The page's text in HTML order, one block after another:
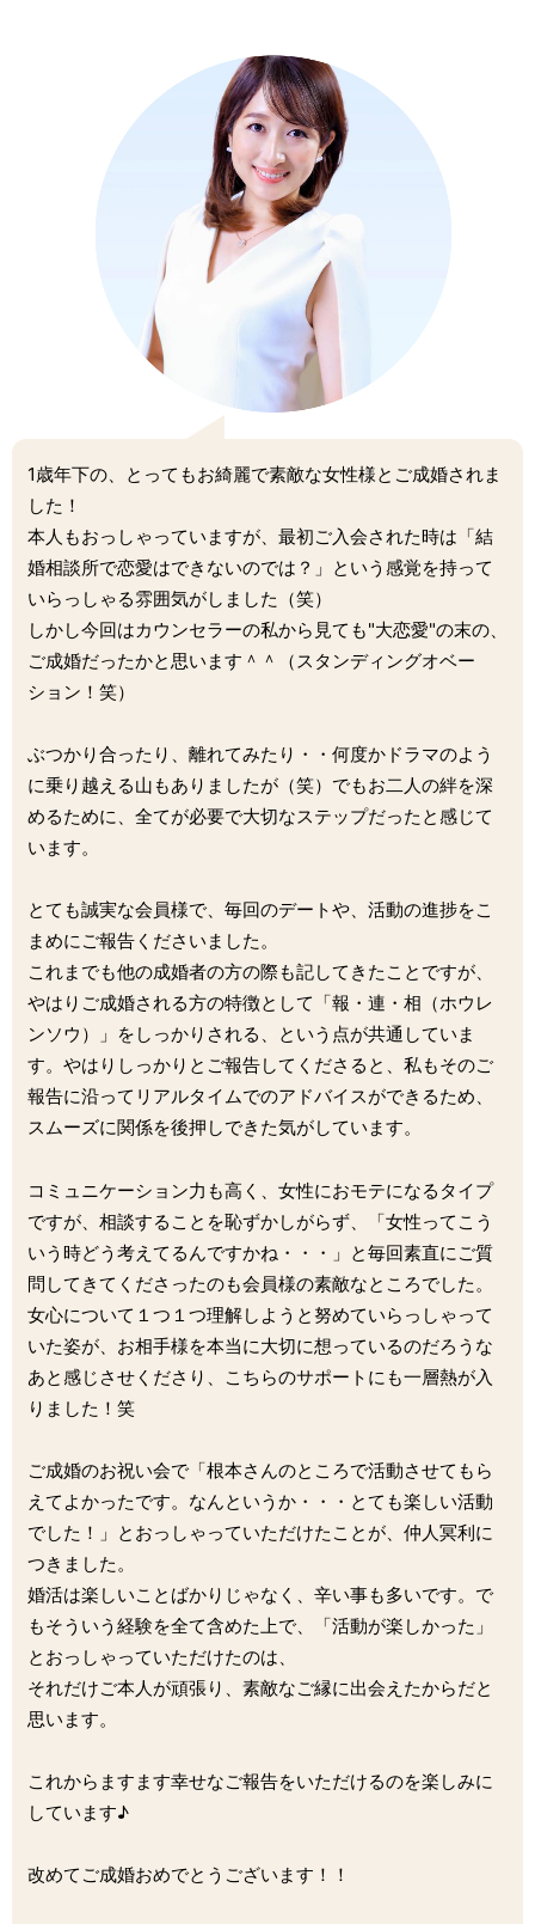
1歳年下の、とってもお綺麗で素敵な女性様とご成婚されま
した！
本人もおっしゃっていますが、最初ご入会された時は「結
婚相談所で恋愛はできないのでは？」という感覚を持って
いらっしゃる雰囲気がしました（笑）
しかし今回はカウンセラーの私から見ても"大恋愛"の末の、
ご成婚だったかと思います＾＾（スタンディングオベー
ション！笑）
ぶつかり合ったり、離れてみたり・・何度かドラマのよう
に乗り越える山もありましたが（笑）でもお二人の絆を深
めるために、全てが必要で大切なステップだったと感じて
います。
とても誠実な会員様で、毎回のデートや、活動の進捗をこ
まめにご報告くださいました。
これまでも他の成婚者の方の際も記してきたことですが、
やはりご成婚される方の特徴として「報・連・相（ホウレ
ンソウ）」をしっかりされる、という点が共通していま
す。やはりしっかりとご報告してくださると、私もそのご
報告に沿ってリアルタイムでのアドバイスができるため、
スムーズに関係を後押しできた気がしています。
コミュニケーション力も高く、女性におモテになるタイプ
ですが、相談することを恥ずかしがらず、「女性ってこう
いう時どう考えてるんですかね・・・」と毎回素直にご質
問してきてくださったのも会員様の素敵なところでした。
女心について１つ１つ理解しようと努めていらっしゃって
いた姿が、お相手様を本当に大切に想っているのだろうな
あと感じさせくださり、こちらのサポートにも一層熱が入
りました！笑
ご成婚のお祝い会で「根本さんのところで活動させてもら
えてよかったです。なんというか・・・とても楽しい活動
でした！」とおっしゃっていただけたことが、仲人冥利に
つきました。
婚活は楽しいことばかりじゃなく、辛い事も多いです。で
もそういう経験を全て含めた上で、「活動が楽しかった」
とおっしゃっていただけたのは、
それだけご本人が頑張り、素敵なご縁に出会えたからだと
思います。
これからますます幸せなご報告をいただけるのを楽しみに
しています♪
改めてご成婚おめでとうございます！！